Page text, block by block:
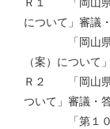
Ｒ１ 「岡山県
について」審議
「岡山県立
（案）について
Ｒ２ 「岡山県
ついて」審議・
「第１０次